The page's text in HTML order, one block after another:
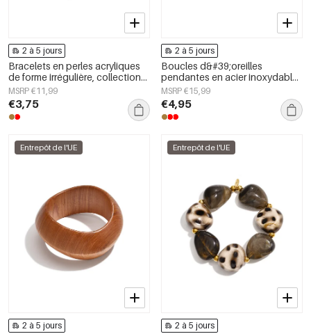
2 à 5 jours
Bracelets en perles acryliques
de forme irrégulière, collection
Simple Daily Simple, bijoux pour
femmes
MSRP €11,99
€3,75
2 à 5 jours
Boucles d&#39;oreilles
pendantes en acier inoxydable
en forme de cœur, collection
Daily Simple, bijoux pour
femmes
MSRP €15,99
€4,95
Entrepôt de l'UE
2 à 5 jours
Entrepôt de l'UE
2 à 5 jours